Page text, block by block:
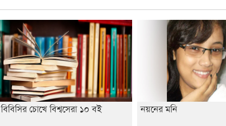
বিবিসির চোখে বিশ্বসেরা ১০ বই নয়নের মনি